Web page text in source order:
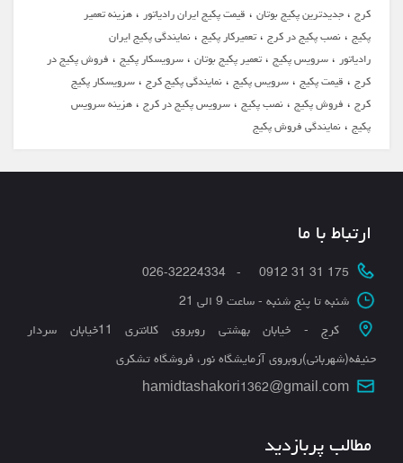
کرج،جدیدترین پکیج بوتان، قیمت پکیج ایران رادیاتور،هزینه تعمیر
پکیج،نصب پکیج در کرج،تعمیرکار پکیج،نمایندگی پکیج ایران
رادیاتور،سرویس پکیج،تعمیر پکیج بوتان،سرویسکار پکیج، فروش پکیج در
کرج، قیمت پکیج،سرویس پکیج،نمایندگی پکیج کرج،سرویسکار پکیج
کرج، فروش پکیج،نصب پکیج،سرویس پکیج در کرج،هزینه سرویس
پکیج،نمایندگی فروش پکیج
ارتباط با ما
175 31 31 0912 - 026-32224334
شنبه تا پنج شنبه - ساعت 9 الی 21
کرج - خیابان بهشتی روبروی کلانتری 11خیابان سردار
حنیفه(شهربانی)روبروی آزمایشگاه نور، فروشگاه تشکری
hamidtashakori1362@gmail.com
مطالب پربازدید